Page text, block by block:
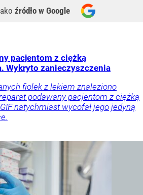
źródło w Google
pacjentom z ciężką
Wykryto zanieczyszczenia
fiolek z lekiem znaleziono
podawany pacjentom z ciężką
natychmiast wycofał jego jedyną